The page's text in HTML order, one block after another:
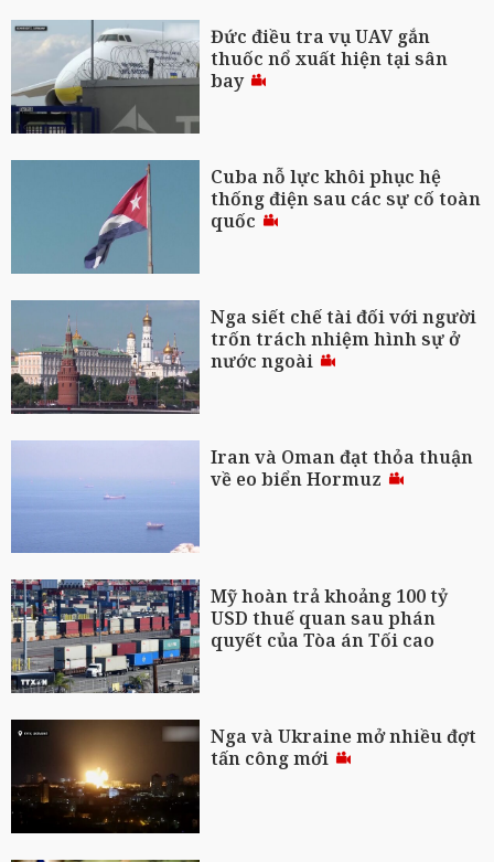
Đức điều tra vụ UAV gắn
thuốc nổ xuất hiện tại sân
bay
Cuba nỗ lực khôi phục hệ
thống điện sau các sự cố toàn
quốc
Nga siết chế tài đối với người
trốn trách nhiệm hình sự ở
nước ngoài
Iran và Oman đạt thỏa thuận
về eo biển Hormuz
Mỹ hoàn trả khoảng 100 tỷ
USD thuế quan sau phán
quyết của Tòa án Tối cao
Nga và Ukraine mở nhiều đợt
tấn công mới